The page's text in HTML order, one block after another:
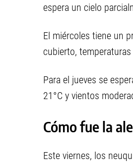
espera un cielo
El miércoles tiene un
cubierto,
Para el jueves se
21°C y vientos
Cómo fue la
Este viernes, los